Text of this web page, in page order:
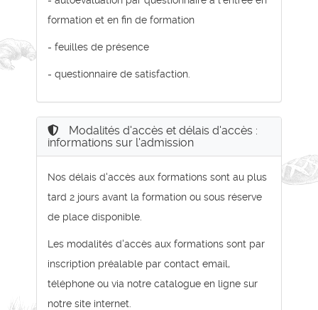
formation et en fin de formation
- feuilles de présence
- questionnaire de satisfaction.
Modalités d'accès et délais d'accès :
informations sur l'admission
Nos délais d'accès aux formations sont au plus
tard 2 jours avant la formation ou sous réserve
de place disponible.
Les modalités d'accès aux formations sont par
inscription préalable par contact email,
téléphone ou via notre catalogue en ligne sur
notre site internet.